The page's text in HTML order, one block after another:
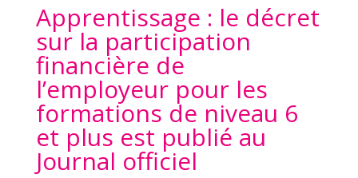
Apprentissage : le décret
sur la participation
financière de
l’employeur pour les
formations de niveau 6
et plus est publié au
Journal officiel